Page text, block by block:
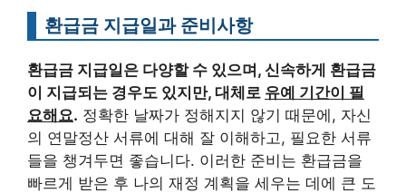
환급금 지급일과 준비사항
환급금 지급일은 다양할 수 있으며, 신속하게 환급금
이 지급되는 경우도 있지만, 대체로 유예 기간이 필
요해요. 정확한 날짜가 정해지지 않기 때문에, 자신
의 연말정산 서류에 대해 잘 이해하고, 필요한 서류
들을 챙겨두면 좋습니다. 이러한 준비는 환급금을
빠르게 받은 후 나의 재정 계획을 세우는 데에 큰 도